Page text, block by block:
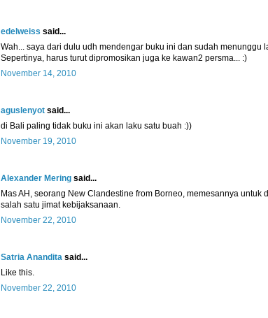
edelweiss said...
Wah... saya dari dulu udh mendengar buku ini dan sudah menunggu
Sepertinya, harus turut dipromosikan juga ke kawan2 persma... :)
November 14, 2010
aguslenyot said...
di Bali paling tidak buku ini akan laku satu buah :))
November 19, 2010
Alexander Mering said...
Mas AH, seorang New Clandestine from Borneo, memesannya untuk
salah satu jimat kebijaksanaan.
November 22, 2010
Satria Anandita said...
Like this.
November 22, 2010